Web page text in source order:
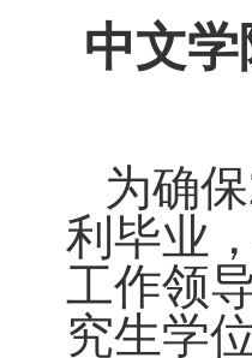
中文学
为确
利毕业
工作领
究生学